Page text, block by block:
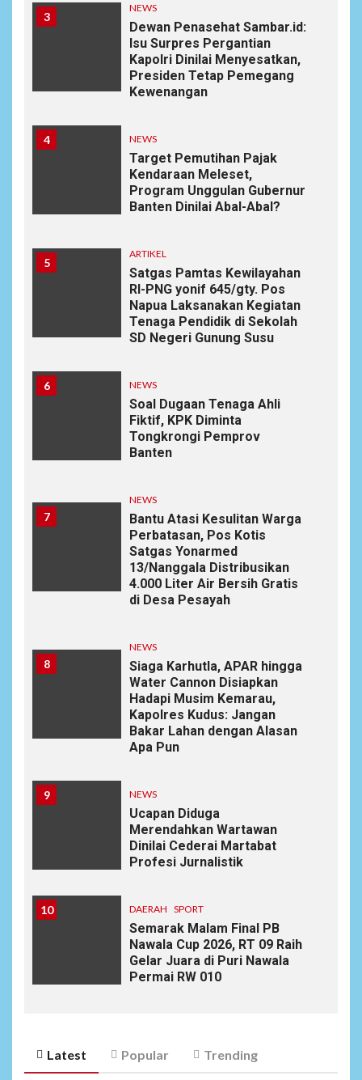
3
NEWS
Dewan Penasehat Sambar.id:
Isu Surpres Pergantian
Kapolri Dinilai Menyesatkan,
Presiden Tetap Pemegang
Kewenangan
4 NEWS
Target Pemutihan Pajak
Kendaraan Meleset,
Program Unggulan Gubernur
Banten Dinilai Abal-Abal?
5
ARTIKEL
Satgas Pamtas Kewilayahan
RI-PNG yonif 645/gty. Pos
Napua Laksanakan Kegiatan
Tenaga Pendidik di Sekolah
SD Negeri Gunung Susu
6 NEWS
Soal Dugaan Tenaga Ahli
Fiktif, KPK Diminta
Tongkrongi Pemprov
Banten
7
NEWS
Bantu Atasi Kesulitan Warga
Perbatasan, Pos Kotis
Satgas Yonarmed
13/Nanggala Distribusikan
4.000 Liter Air Bersih Gratis
di Desa Pesayah
8
NEWS
Siaga Karhutla, APAR hingga
Water Cannon Disiapkan
Hadapi Musim Kemarau,
Kapolres Kudus: Jangan
Bakar Lahan dengan Alasan
Apa Pun
9 NEWS
Ucapan Diduga
Merendahkan Wartawan
Dinilai Cederai Martabat
Profesi Jurnalistik
10 DAERAH SPORT
Semarak Malam Final PB
Nawala Cup 2026, RT 09 Raih
Gelar Juara di Puri Nawala
Permai RW 010
Latest Popular Trending